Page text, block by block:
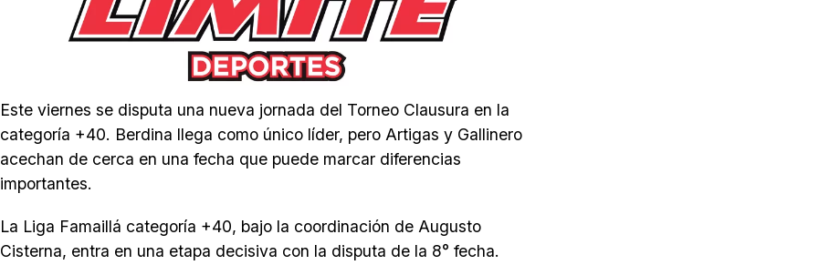
Este viernes se disputa una nueva jornada del Torneo Clausura en la
categoría +40. Berdina llega como único líder, pero Artigas y Gallinero
acechan de cerca en una fecha que puede marcar diferencias
importantes.
La Liga Famaillá categoría +40, bajo la coordinación de Augusto
Cisterna, entra en una etapa decisiva con la disputa de la 8° fecha.